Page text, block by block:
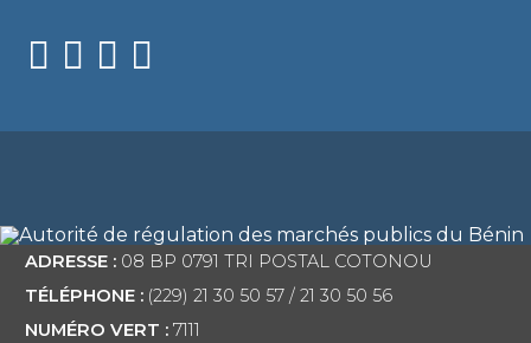
ADRESSE :08 BP 0791 TRI POSTAL COTONOU
TÉLÉPHONE :(229) 21 30 50 57 / 21 30 50 56
NUMÉRO VERT :7111